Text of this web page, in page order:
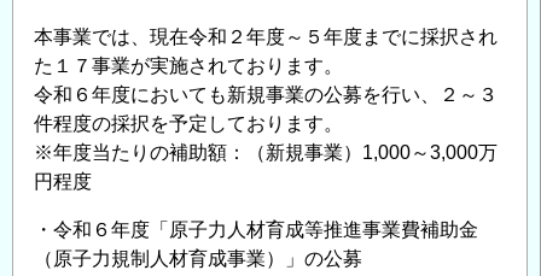
教
員
公
募
の
本事業では、現在令和２年度～５年度までに採択され
た１７事業が実施されております。
令和６年度においても新規事業の公募を行い、２～３
件程度の採択を予定しております。
※年度当たりの補助額：（新規事業）1,000～3,000万
円程度
・令和６年度「原子力人材育成等推進事業費補助金
（原子力規制人材育成事業）」の公募